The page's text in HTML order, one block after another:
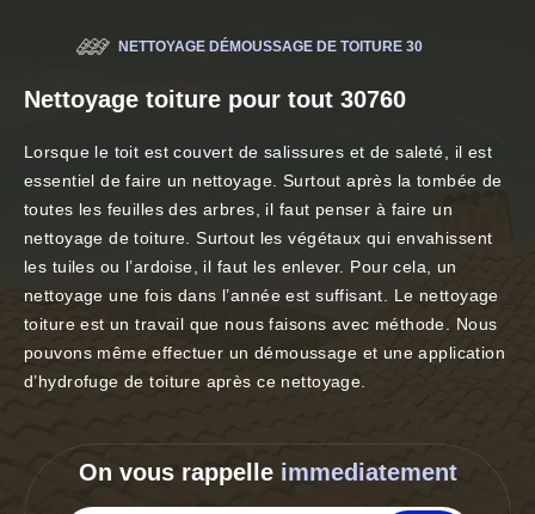
NETTOYAGE DÉMOUSSAGE DE TOITURE 30
Nettoyage toiture pour tout 30760
Lorsque le toit est couvert de salissures et de saleté, il est
essentiel de faire un nettoyage. Surtout après la tombée de
toutes les feuilles des arbres, il faut penser à faire un
nettoyage de toiture. Surtout les végétaux qui envahissent
les tuiles ou l’ardoise, il faut les enlever. Pour cela, un
nettoyage une fois dans l’année est suffisant. Le nettoyage
toiture est un travail que nous faisons avec méthode. Nous
pouvons même effectuer un démoussage et une application
d’hydrofuge de toiture après ce nettoyage.
On vous rappelle immediatement